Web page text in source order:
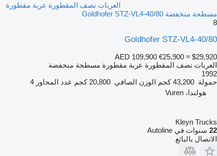
العربات نصف المقطورة عربة مقطورة
مسطحة منخفضة Goldhofer STZ-VL4-40/80
8
Goldhofer STZ-VL4-40/80
AED 109,900 €25,900 ≈ $29,920
العربات نصف المقطورة عربة مقطورة مسطحة منخفضة
1992
حمولة 43,200 كجم الوزن الصافي 20,800 كجم عدد المحاور 4
هولندا، Vuren
Kleyn Trucks
22 سنوات في Autoline
الاتصال بالبائع